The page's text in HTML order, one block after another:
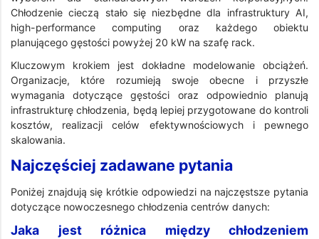
Chłodzenie cieczą stało się niezbędne dla infrastruktury AI,
high-performance computing oraz każdego obiektu
planującego gęstości powyżej 20 kW na szafę rack.
Kluczowym krokiem jest dokładne modelowanie obciążeń.
Organizacje, które rozumieją swoje obecne i przyszłe
wymagania dotyczące gęstości oraz odpowiednio planują
infrastrukturę chłodzenia, będą lepiej przygotowane do kontroli
kosztów, realizacji celów efektywnościowych i pewnego
skalowania.
Najczęściej zadawane pytania
Poniżej znajdują się krótkie odpowiedzi na najczęstsze pytania
dotyczące nowoczesnego chłodzenia centrów danych:
Jaka jest różnica między chłodzeniem